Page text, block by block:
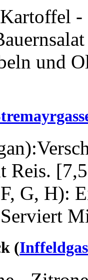
und
Reis.
G, H):
(